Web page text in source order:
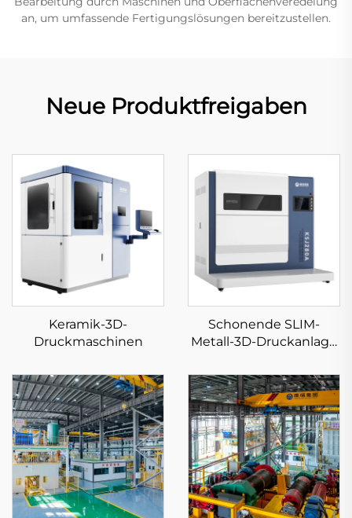
an, um umfassende Fertigungslösungen bereitzustellen.
Neue Produktfreigaben
Keramik-3D-
Druckmaschinen
Schonende SLIM-
Metall-3D-Druckanlage